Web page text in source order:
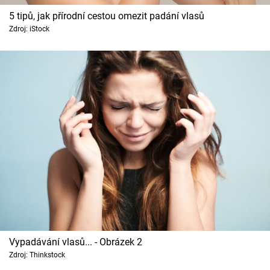
Sledujte prima+
Filmový festival Karlovy Vary
Mámy sobě
Přihlášení
Sledujte nás
5 tipů, jak přírodní cestou omezit padání vlasů
Zdroj: iStock
Vypadávání vlasů... - Obrázek 2
Zdroj: Thinkstock